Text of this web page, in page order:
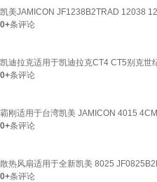
凯美JAMICON JF1238B2TRAD 12038
0+条评论
凯迪拉克适用于凯迪拉克CT4 CT5别克世
0+条评论
霸刚适用于台湾凯美 JAMICON 4015
0+条评论
散热风扇适用于全新凯美 8025
0+条评论